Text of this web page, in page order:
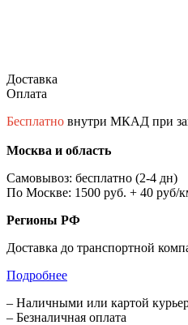
Доставка
Оплата
Бесплатно внутри МКАД при
Москва и область
Самовывоз: бесплатно (2-4 дн)
По Москве: 1500 руб. + 40
Регионы РФ
Доставка до транспортной
Подробнее
– Наличными или картой
– Безналичная оплата